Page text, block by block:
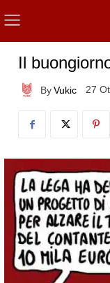
Il
ByVukic 27